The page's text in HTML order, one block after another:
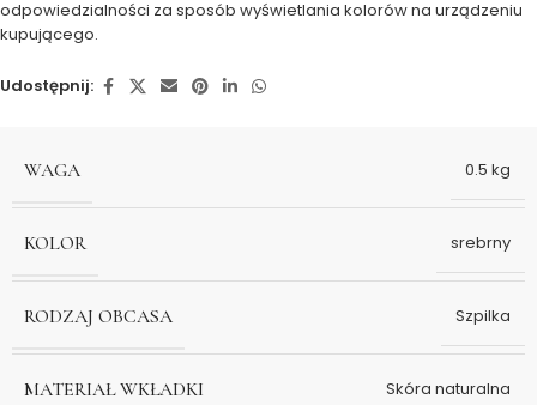
odpowiedzialności za sposób wyświetlania kolorów na urządzeniu
kupującego.
Udostępnij:
WAGA 0.5 kg
KOLOR srebrny
RODZAJ OBCASA Szpilka
MATERIAŁ WKŁADKI Skóra naturalna